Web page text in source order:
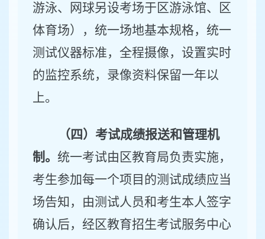
游泳、网球另设考场于区游泳馆、区
体育场），统一场地基本规格，统一
测试仪器标准，全程摄像，设置实时
的监控系统，录像资料保留一年以
上。
（四）考试成绩报送和管理机
制。 统一考试由区教育局负责实施，
考生参加每一个项目的测试成绩应当
场告知，由测试人员和考生本人签字
确认后，经区教育招生考试服务中心